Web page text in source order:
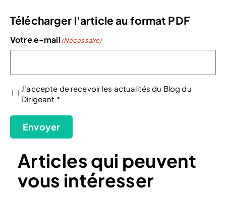
Télécharger l'article au format PDF
Votre e-mail (Nécessaire)
(Nécessaire)
J'accepte de recevoir les actualités du Blog du
Dirigeant *
Envoyer
Articles qui peuvent
vous intéresser